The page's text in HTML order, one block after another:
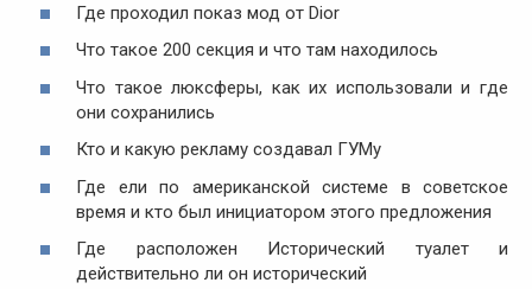
Где проходил показ мод от Dior
Что такое 200 секция и что там находилось
Что такое люксферы, как их использовали и где
они сохранились
Кто и какую рекламу создавал ГУМу
Где ели по американской системе в советское
время и кто был инициатором этого предложения
Где расположен Исторический туалет и
действительно ли он исторический